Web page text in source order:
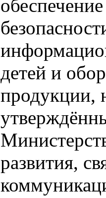
детей и
продукции,
развития,